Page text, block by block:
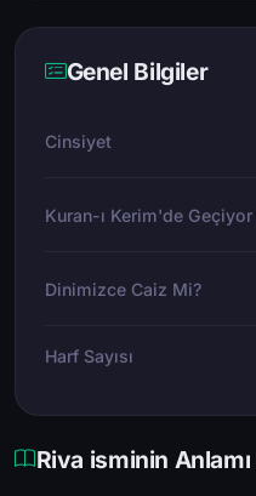
Genel Bilgiler
Cinsiyet
Kuran-ı Kerim'de Geçiyor
Dinimizce Caiz Mi?
Harf Sayısı
Riva isminin